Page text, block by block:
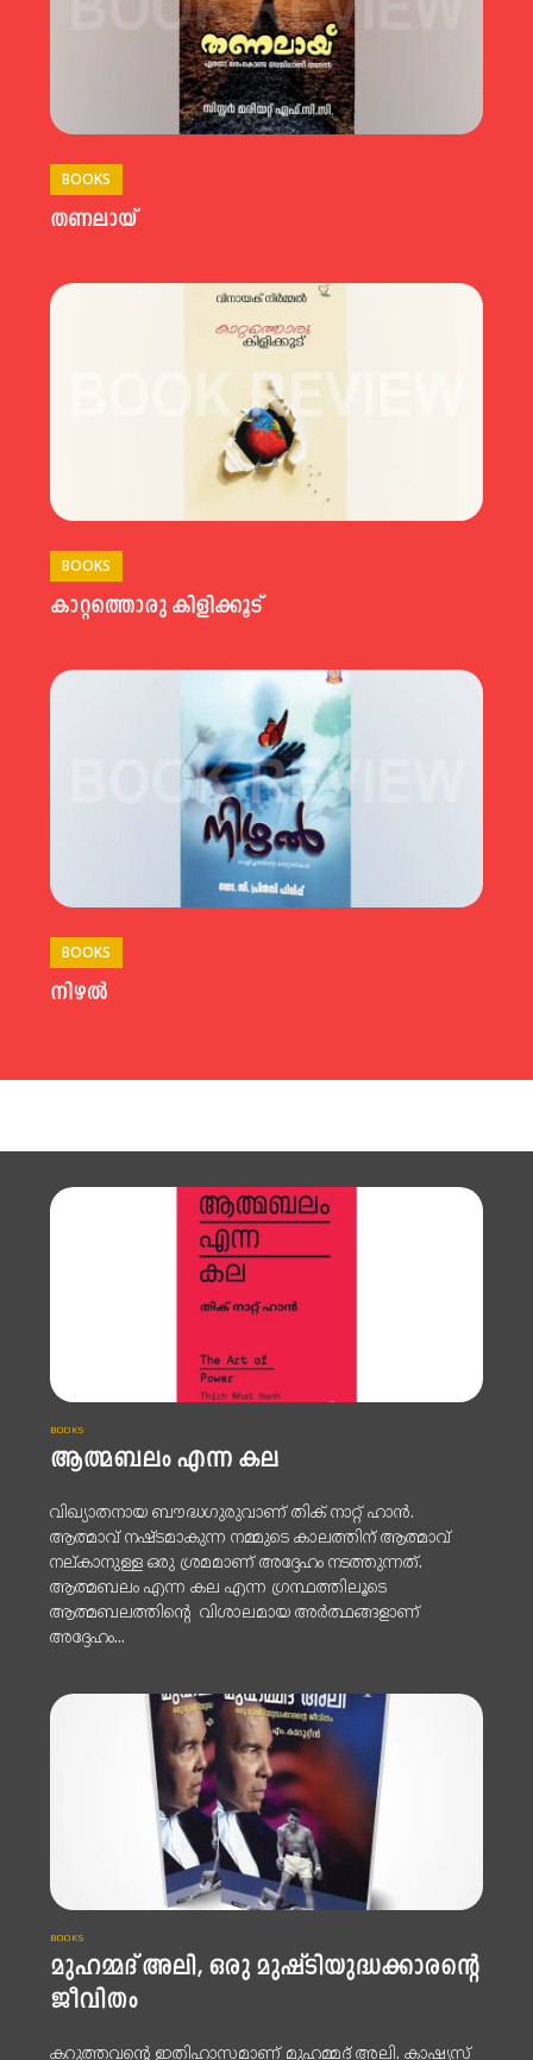
BOOKS
തണലായ്
BOOKS
കാറ്റത്തൊരു കിളിക്കൂട്
BOOKS
നിഴൽ
BOOKS
ആത്മബലം എന്ന കല
വിഖ്യാതനായ ബൗദ്ധഗുരുവാണ് തിക് നാറ്റ് ഹാൻ.
ആത്മാവ് നഷ്ടമാകുന്ന നമ്മുടെ കാലത്തിന് ആത്മാവ്
നല്കാനുള്ള ഒരു ശ്രമമാണ് അദ്ദേഹം നടത്തുന്നത്.
ആത്മബലം എന്ന കല എന്ന ഗ്രന്ഥത്തിലൂടെ
ആത്മബലത്തിന്റെ വിശാലമായ അർത്ഥങ്ങളാണ്
അദ്ദേഹം...
BOOKS
മുഹമ്മദ് അലി, ഒരു മുഷ്ടിയുദ്ധക്കാരന്റെ
ജീവിതം
കറുത്തവന്റെ ഇതിഹാസമാണ് മുഹമ്മദ് അലി. കാഷ്യസ്